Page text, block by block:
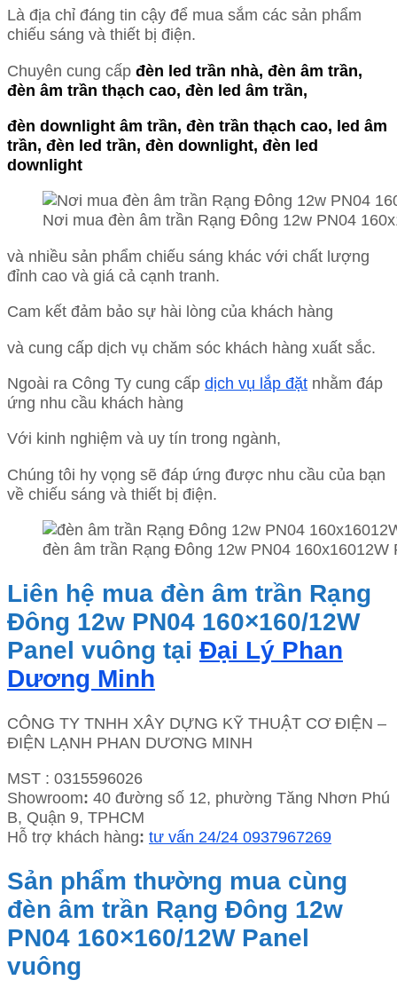
Là địa chỉ đáng tin cậy để mua sắm các sản phẩm
chiếu sáng và thiết bị điện.
Chuyên cung cấp đèn led trần nhà, đèn âm trần,
đèn âm trần thạch cao, đèn led âm trần,
đèn downlight âm trần, đèn trần thạch cao, led âm
trần, đèn led trần, đèn downlight, đèn led
downlight
Nơi mua đèn âm trần Rạng Đông 12w PN04
và nhiều sản phẩm chiếu sáng khác với chất lượng
đỉnh cao và giá cả cạnh tranh.
Cam kết đảm bảo sự hài lòng của khách hàng
và cung cấp dịch vụ chăm sóc khách hàng xuất sắc.
Ngoài ra Công Ty cung cấp dịch vụ lắp đặt nhằm đáp
ứng nhu cầu khách hàng
Với kinh nghiệm và uy tín trong ngành,
Chúng tôi hy vọng sẽ đáp ứng được nhu cầu của bạn
về chiếu sáng và thiết bị điện.
đèn âm trần Rạng Đông 12w PN04
Liên hệ mua đèn âm trần Rạng
Đông 12w PN04 160×160/12W
Panel vuông tại Đại Lý Phan
Dương Minh
CÔNG TY TNHH XÂY DỰNG KỸ THUẬT CƠ ĐIỆN –
ĐIỆN LẠNH PHAN DƯƠNG MINH
MST : 0315596026
Showroom: 40 đường số 12, phường Tăng Nhơn Phú
B, Quận 9, TPHCM
Hỗ trợ khách hàng: tư vấn 24/24 0937967269
Sản phẩm thường mua cùng
đèn âm trần Rạng Đông 12w
PN04 160×160/12W Panel
vuông